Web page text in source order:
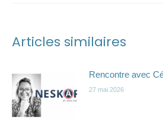
Articles similaires
Rencontre avec
27 mai 2026